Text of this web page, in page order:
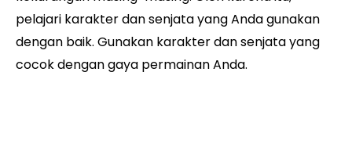
pelajari karakter dan senjata yang Anda gunakan
dengan baik. Gunakan karakter dan senjata yang
cocok dengan gaya permainan Anda.